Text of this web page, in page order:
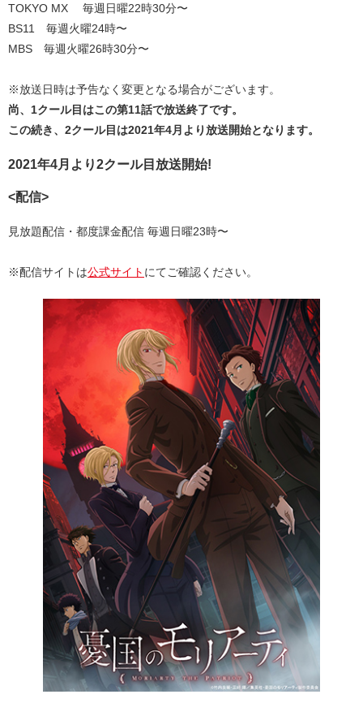
TOKYO MX 毎週日曜22時30分〜
BS11 毎週火曜24時〜
MBS 毎週火曜26時30分〜
※放送日時は予告なく変更となる場合がございます。
尚、1クール目はこの第11話で放送終了です。
この続き、2クール目は2021年4月より放送開始となります。
2021年4月より2クール目放送開始!
<配信>
見放題配信・都度課金配信 毎週日曜23時〜
※配信サイトは公式サイト にてご確認ください。